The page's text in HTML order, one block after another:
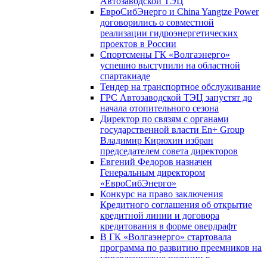
ЕвроСибЭнерго и China Yangtze Power
договорились о совместной
реализации гидроэнергетических
проектов в России
Спортсмены ГК «Волгаэнерго»
успешно выступили на областной
спартакиаде
Тендер на транспортное обслуживание
ГРС Автозаводской ТЭЦ запустят до
начала отопительного сезона
Директор по связям с органами
государственной власти En+ Group
Владимир Кирюхин избран
председателем совета директоров
Евгений Федоров назначен
Генеральным директором
«ЕвроСибЭнерго»
Конкурс на право заключения
Кредитного соглашения об открытие
кредитной линии и договора
кредитования в форме овердрафт
В ГК «Волгаэнерго» стартовала
программа по развитию преемников на